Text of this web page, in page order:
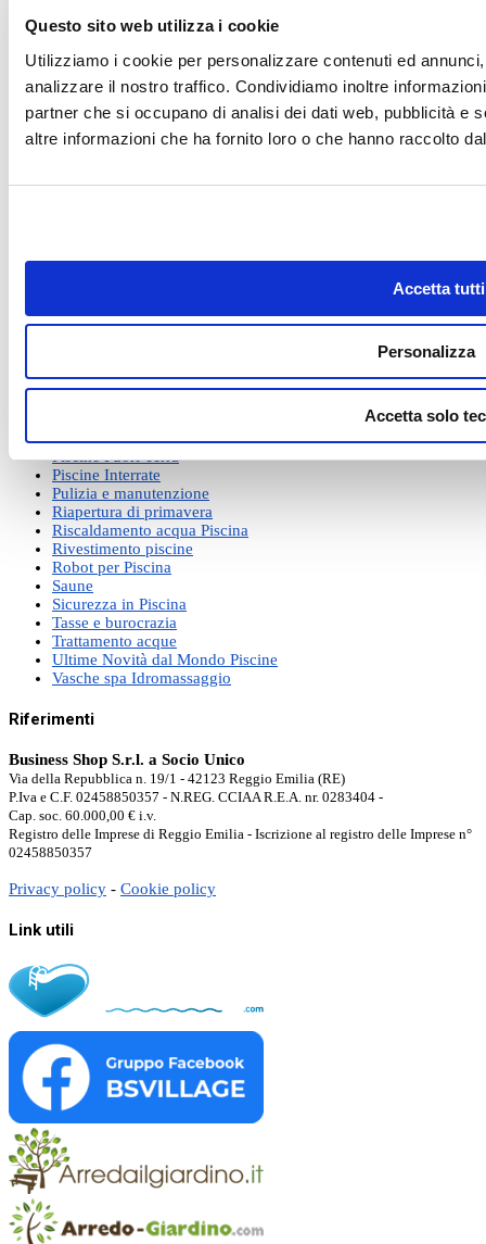
Questo sito web utilizza i cookie
Utilizziamo i cookie per personalizzare contenuti ed
analizzare il nostro traffico. Condividiamo inoltre
partner che si occupano di analisi dei dati web, pubblicità e
altre informazioni che ha fornito loro o che hanno raccolto
Accetta tutti
Personalizza
Accetta solo
PaolasuI 6 migliori Robot Piscina del 2026: la guida
TIZIANO suProblemi col Robot Piscina? Ecco le soluzioni
comuni!
Categorie
Filtrazione piscina
Illuminazione Piscina
Permessi e Autorizzazioni
Piscine Fuori Terra
Piscine Interrate
Pulizia e manutenzione
Riapertura di primavera
Riscaldamento acqua Piscina
Rivestimento piscine
Robot per Piscina
Saune
Sicurezza in Piscina
Tasse e burocrazia
Trattamento acque
Ultime Novità dal Mondo Piscine
Vasche spa Idromassaggio
Riferimenti
Business Shop S.r.l. a Socio Unico
Via della Repubblica n. 19/1 - 42123 Reggio Emilia (RE)
P.Iva e C.F. 02458850357 - N.REG. CCIAA R.E.A. nr. 0283404 -
Cap. soc. 60.000,00 € i.v.
Registro delle Imprese di Reggio Emilia - Iscrizione al registro delle Imprese n°
02458850357
Privacy policy - Cookie policy
Link utili